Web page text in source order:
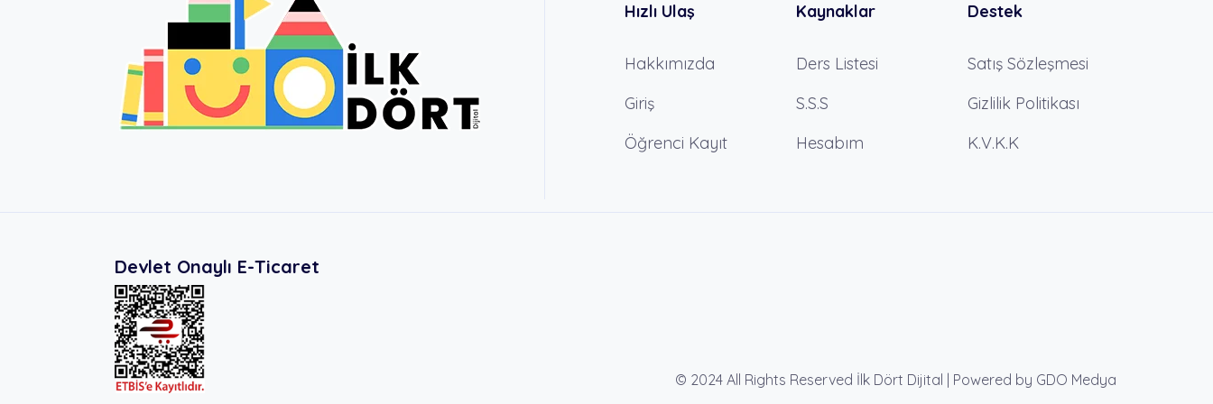
Hızlı Ulaş
Hakkımızda
Giriş
Öğrenci Kayıt
Kaynaklar
Ders Listesi
S.S.S
Hesabım
Destek
Satış Sözleşmesi
Gizlilik Politikası
K.V.K.K
Devlet Onaylı E-Ticaret
© 2024 All Rights Reserved İlk Dört Dijital | Powered by GDO Medya